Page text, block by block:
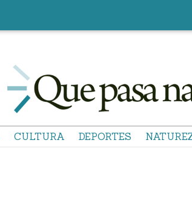
CULTURA DEPORTES